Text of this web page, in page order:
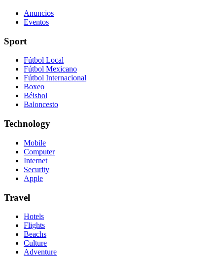
Anuncios
Eventos
Sport
Fútbol Local
Fútbol Mexicano
Fútbol Internacional
Boxeo
Béisbol
Baloncesto
Technology
Mobile
Computer
Internet
Security
Apple
Travel
Hotels
Flights
Beachs
Culture
Adventure